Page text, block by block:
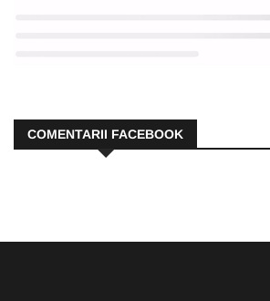
COMENTARII FACEBOOK